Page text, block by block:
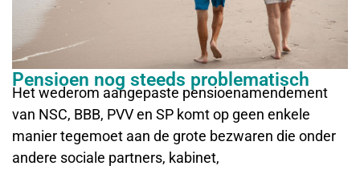
Pensioen nog steeds problematisch
Het wederom aangepaste pensioenamendement
van NSC, BBB, PVV en SP komt op geen enkele
manier tegemoet aan de grote bezwaren die onder
andere sociale partners, kabinet,